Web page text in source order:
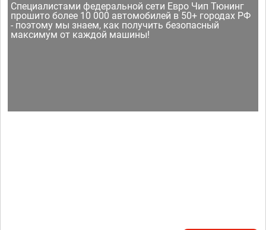
Специалистами федеральной сети Евро Чип Тюнинг
прошито более 10 000 автомобилей в 50+ городах РФ
- поэтому мы знаем, как получить безопасный
максимум от каждой машины!